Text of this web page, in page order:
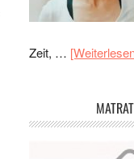
Zeit, …